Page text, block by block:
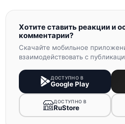
Хотите ставить реакции и
комментарии?
Скачайте мобильное
взаимодействовать с
ДОСТУПНО В
Google Play
ДОСТУПНО В
RuStore